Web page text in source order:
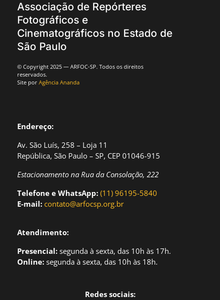
Associação de Repórteres
Fotográficos e
Cinematográficos no Estado de
São Paulo
© Copyright 2025 — ARFOC-SP. Todos os direitos
reservados.
Site por Agência Ananda
Endereço:
Av. São Luís, 258 – Loja 11
República, São Paulo – SP, CEP 01046-915
Estacionamento na Rua da Consolação, 222
Telefone e WhatsApp: (11) 96195-5840
E-mail: contato@arfocsp.org.br
Atendimento:
Presencial: segunda à sexta, das 10h às 17h.
Online: segunda à sexta, das 10h às 18h.
Redes sociais: